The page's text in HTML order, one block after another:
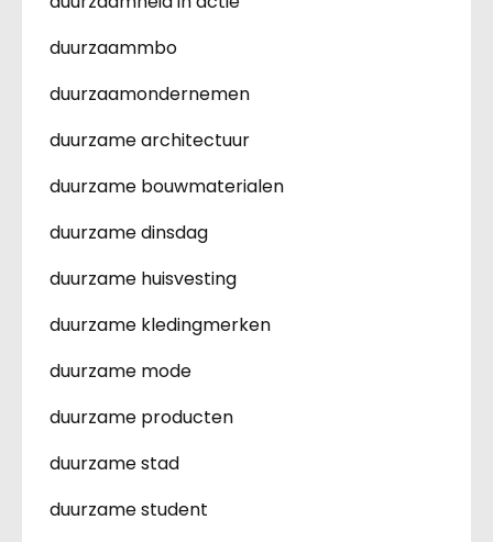
duurzaammbo
duurzaamondernemen
duurzame architectuur
duurzame bouwmaterialen
duurzame dinsdag
duurzame huisvesting
duurzame kledingmerken
duurzame mode
duurzame producten
duurzame stad
duurzame student